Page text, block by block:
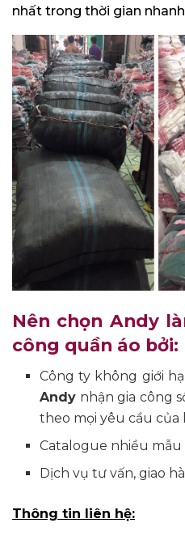
nhất trong thời gian
Nên chọn Andy
công quần áo bởi:
Công ty không giới
Andy nhận gia công
theo mọi yêu cầu của
Catalogue nhiều mẫu
Dịch vụ tư vấn, giao
Thông tin liên hệ: